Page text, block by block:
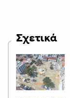
Σχετικά